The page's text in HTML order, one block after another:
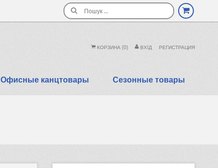
Поиск
КОРЗИНА (0) ВХIД РЕГИСТРАЦИЯ
Офисные канцтовары Сезонные товары